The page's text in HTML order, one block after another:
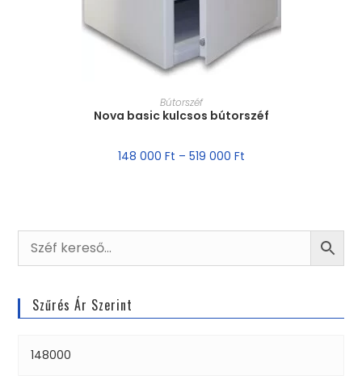
MÉRET VÁLASZTÁSA
Bútorszéf
Nova basic kulcsos bútorszéf
148 000 Ft – 519 000 Ft
Szűrés Ár Szerint